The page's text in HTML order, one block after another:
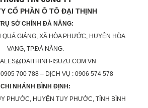
CỔ PHẦN Ô TÔ ĐẠI THỊNH
SỞ CHÍNH ĐÀ NẴNG:
QUÁ GIÁNG, XÃ HÒA PHƯỚC, HUYỆN HÒA
VANG, TP.ĐÀ NẴNG.
ISUZU.COM.VN
700 788 – DỊCH VỤ : 0906 574 578
CHI NHÁNH BÌNH ĐỊNH:
PHƯỚC, HUYỆN TUY PHƯỚC, TỈNH BÌNH